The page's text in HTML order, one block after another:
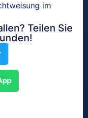
im
Teilen Sie